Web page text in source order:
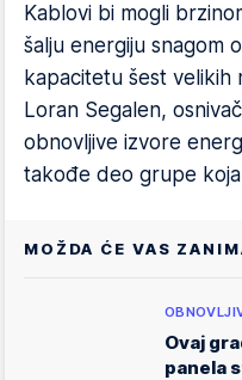
Kablovi bi mogli
šalju energiju snagom
kapacitetu šest
Loran Segalen,
obnovljive izvore
takođe deo grupe
MOŽDA ĆE VAS
Ovaj
panela